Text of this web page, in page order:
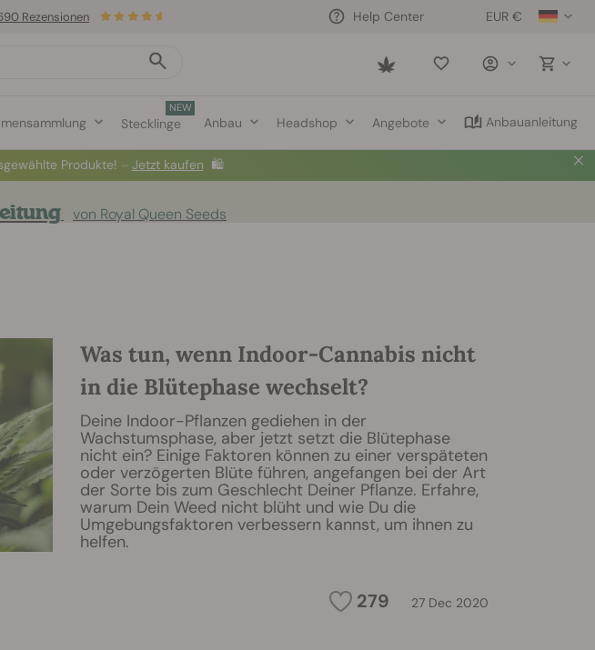
EUR €
Help Center
Saved
NEW
Stecklinge Anbau Headshop Angebote Anbauanleitung
Rezensionen
Produkte! ⏤ Jetzt kaufen 🛍️
von Royal Queen Seeds
Was tun, wenn Indoor-Cannabis nicht
in die Blütephase wechselt?
Deine Indoor-Pflanzen gediehen in der
Wachstumsphase, aber jetzt setzt die Blütephase
nicht ein? Einige Faktoren können zu einer verspäteten
oder verzögerten Blüte führen, angefangen bei der Art
der Sorte bis zum Geschlecht Deiner Pflanze. Erfahre,
warum Dein Weed nicht blüht und wie Du die
Umgebungsfaktoren verbessern kannst, um ihnen zu
helfen.
279 27 Dec 2020